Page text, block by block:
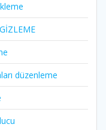
düzenleme